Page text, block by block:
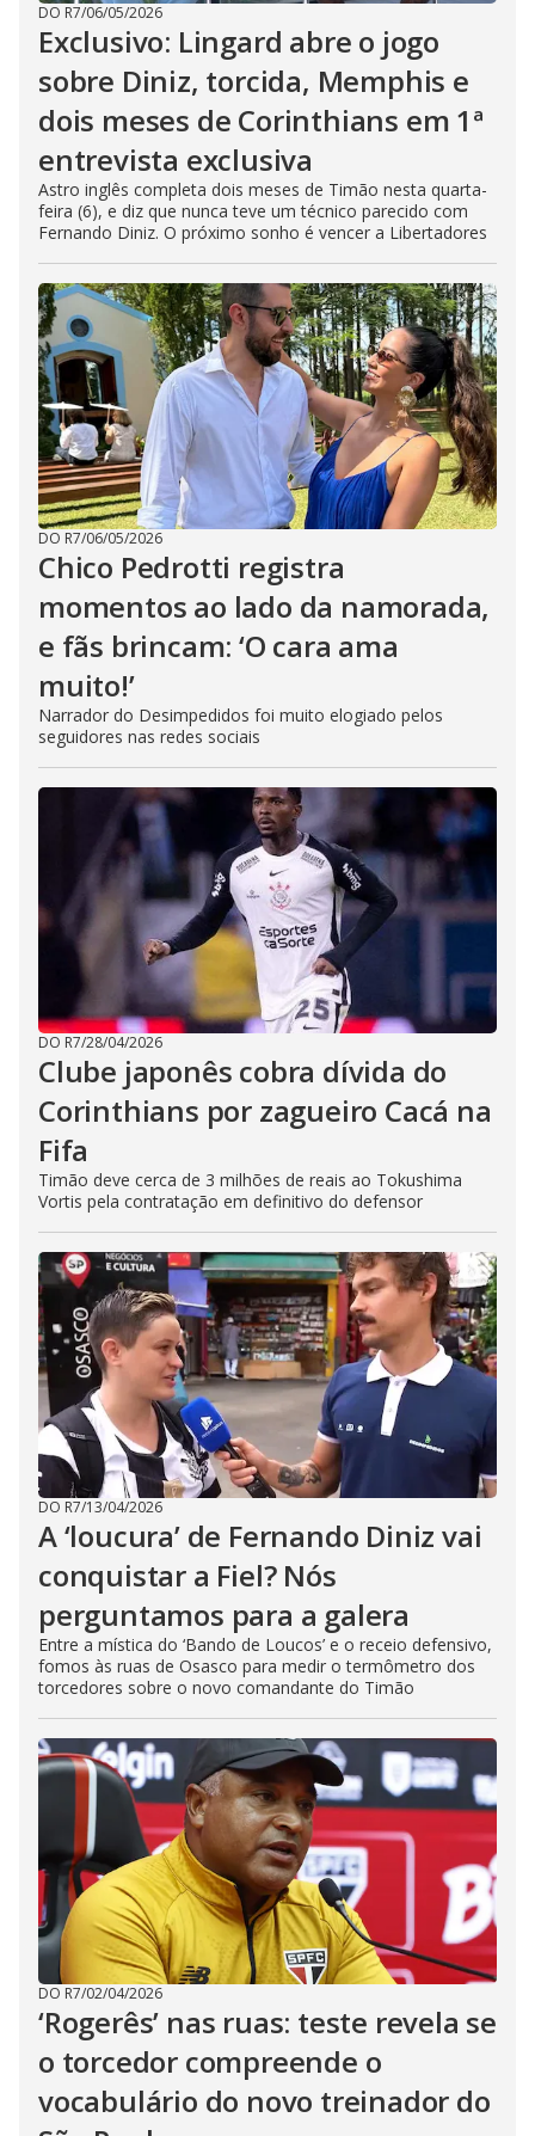
DO R7/06/05/2026
Exclusivo: Lingard abre o jogo
sobre Diniz, torcida, Memphis e
dois meses de Corinthians em 1ª
entrevista exclusiva
Astro inglês completa dois meses de Timão nesta quarta-
feira (6), e diz que nunca teve um técnico parecido com
Fernando Diniz. O próximo sonho é vencer a Libertadores
DO R7/06/05/2026
Chico Pedrotti registra
momentos ao lado da namorada,
e fãs brincam: ‘O cara ama
muito!’
Narrador do Desimpedidos foi muito elogiado pelos
seguidores nas redes sociais
DO R7/28/04/2026
Clube japonês cobra dívida do
Corinthians por zagueiro Cacá na
Fifa
Timão deve cerca de 3 milhões de reais ao Tokushima
Vortis pela contratação em definitivo do defensor
DO R7/13/04/2026
A ‘loucura’ de Fernando Diniz vai
conquistar a Fiel? Nós
perguntamos para a galera
Entre a mística do ‘Bando de Loucos’ e o receio defensivo,
fomos às ruas de Osasco para medir o termômetro dos
torcedores sobre o novo comandante do Timão
DO R7/02/04/2026
‘Rogerês’ nas ruas: teste revela se
o torcedor compreende o
vocabulário do novo treinador do